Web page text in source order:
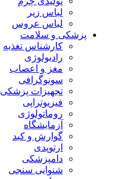
لباس زیر
لباس عروس
پزشکی و سلامت
کارشناس تغذیه
رادیولوژی
مغز و اعصاب
سونوگرافی
تجهیزات پزشکی
فیزیوتراپی
روماتولوژی
آزمایشگاه
گوارش و کبد
ارتوپدی
دامپزشکی
شنوایی سنجی